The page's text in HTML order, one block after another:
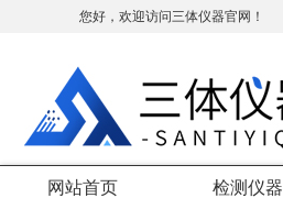
您好，欢迎访问三体仪器官网！
网站首页 检测仪器